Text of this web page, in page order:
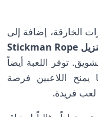
الخارقة، إضافة إلى
Stickman Rope
توفر اللعبة أيضاً
اللاعبين فرصة
لعب فريدة.